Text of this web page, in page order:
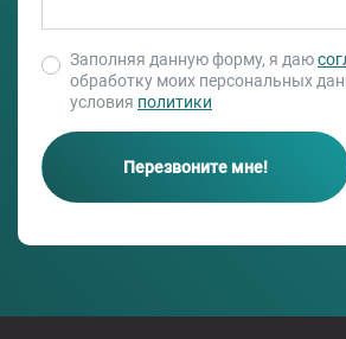
Заполняя данную форму, я даю
обработку моих персональных
условия политики
Перезвоните мне!